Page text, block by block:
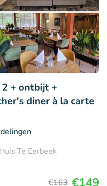
+ ontbijt +
diner à la carte
Te Eerbeek
€163 €149